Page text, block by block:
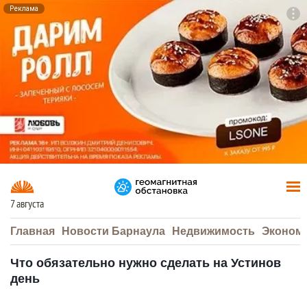
Реклама
7 августа
Главная Новости Барнаула Недвижимость
Что обязательно нужно сделать на Устинов
день